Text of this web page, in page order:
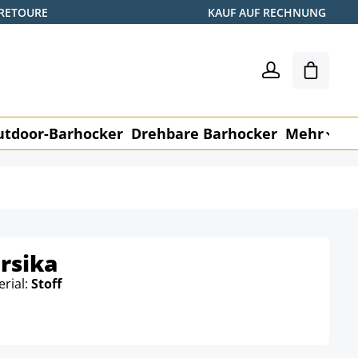
KAUF AUF RECHNUNG
Barhocker Drehbare Barhocker Mehr
Stoff